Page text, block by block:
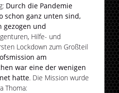
Durch die Pandemie
schon ganz unten sind,
gezogen und
Hilfe- und
Lockdown zum Großteil
am
war eine der wenigen
hatte. Die Mission wurde
Thoma: